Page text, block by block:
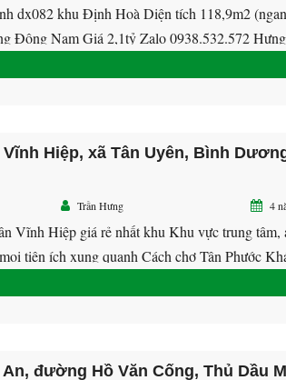
dx082 khu Định Hoà Diện tích 118,9m2
Đông Nam Giá 2,1tỷ Zalo 0938.532.572 Hưng
Vĩnh Hiệp, xã Tân Uyên, Bình
Trần Hưng 4
Vĩnh Hiệp giá rẻ nhất khu Khu vực trung tâm,
tiện ích xung quanh Cách chợ Tân Phước